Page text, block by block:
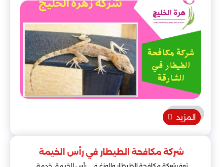
المزيد
شركة مكافحة الطيطار في رأس الخيمة